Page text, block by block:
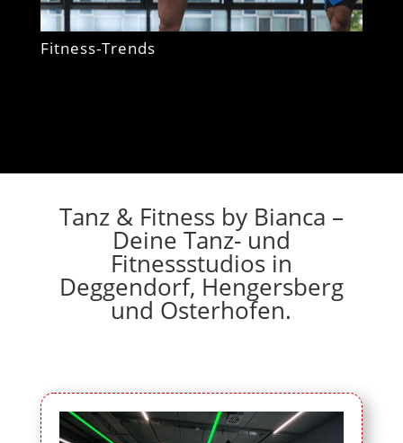
Fitness-Trends
Tanz & Fitness by Bianca –
Deine Tanz- und
Fitnessstudios in
Deggendorf, Hengersberg
und Osterhofen.